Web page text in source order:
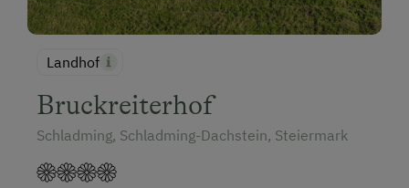
Landhof
Bruckreiterhof
Schladming, Schladming-Dachstein, Steiermark